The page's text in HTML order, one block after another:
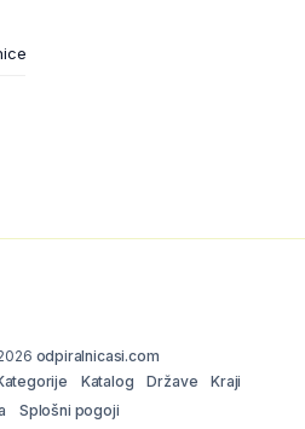
odpiralnicasi.com
Katalog Države
Kraji
Splošni pogoji